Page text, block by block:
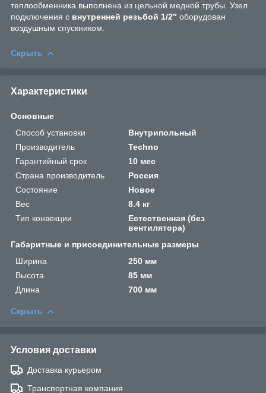
теплообменника выполнена из цельной медной трубы. Узел
подключения с внутренней резьбой 1/2″ оборудован
воздушным спускником.
Скрыть
Характеристики
Основные
Способ установки
Внутрипольный
Производитель
Techno
Гарантийный срок
10 мес
Страна производитель
Россия
Состояние
Новое
Вес
8.4 кг
Тип конвекции
Естественная (без
вентилятора)
Габаритные и присоединительные размеры
Ширина
250 мм
Высота
85 мм
Длина
700 мм
Скрыть
Условия доставки
Доставка курьером
Транспортная компания